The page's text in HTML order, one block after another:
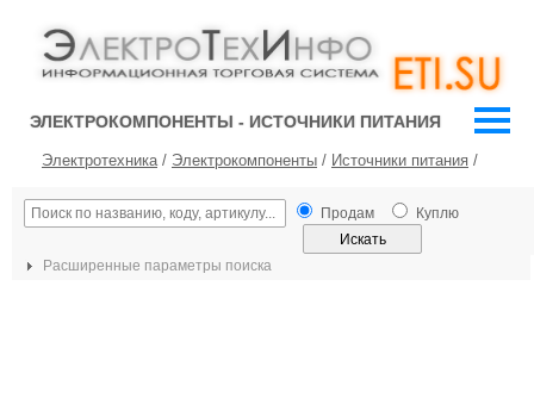
ЭЛЕКТРОКОМПОНЕНТЫ - ИСТОЧНИКИ ПИТАНИЯ
Электротехника/ Электрокомпоненты / Источники питания /
Продам Куплю
Расширенные параметры поиска